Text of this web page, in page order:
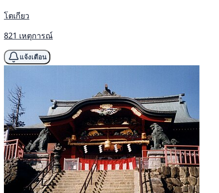
โตเกียว
821 เหตุการณ์
แจ้งเตือน